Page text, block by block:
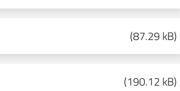
(87.29 kB)
(190.12 kB)